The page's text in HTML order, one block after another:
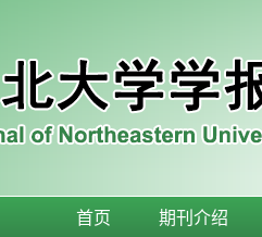
首页 期刊介绍